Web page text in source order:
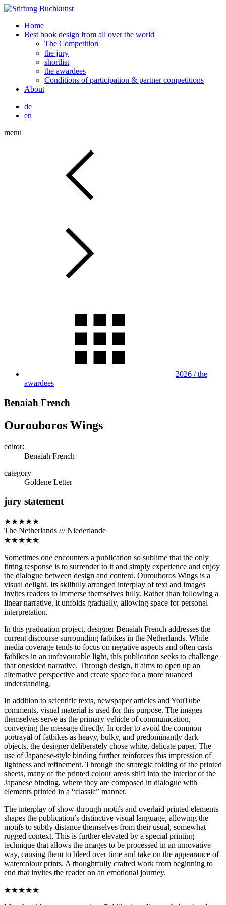
Home
Best book design from all over the world
The Competition
the jury
shortlist
the awardees
Conditions of participation & partner competitions
About
de
en
menu
2026 / the
awardees
Benaiah French
Ourouboros Wings
editor:
Benaiah French
category
Goldene Letter
jury statement
★★★★★
The Netherlands /// Niederlande
★★★★★
Sometimes one encounters a publication so sublime that the only
fitting response is to surrender to it and simply experience and enjoy
the dialogue between design and content. Ourouboros Wings is a
visual delight. Its skilfully arranged interplay of text and images
invites readers to immerse themselves fully. Rather than following a
linear narrative, it unfolds gradually, allowing space for personal
interpretation.
In this graduation project, designer Benaiah French addresses the
current discourse surrounding fatbikes in the Netherlands. While
media coverage tends to focus on negative aspects and often casts
fatbikes in an unfavourable light, this publication seeks to challenge
that onesided narrative. Through design, it aims to open up an
alternative perspective and create space for a more nuanced
understanding.
In addition to scientific texts, newspaper articles and YouTube
comments, visual material is used for this purpose. The images
themselves serve as the primary vehicle of communication,
conveying the message directly. In order to avoid the common
portrayal of fatbikes as heavy, bulky, and predominantly dark
objects, the designer deliberately chose white, delicate paper. The
use of Japanese-style binding further reinforces this impression of
lightness and refinement. Through the strategic folding of the printed
sheets, many of the printed colour areas shift into the interior of the
Japanese binding, where they are composed in dialogue with
elements printed in a “classic” manner.
The interplay of show-through motifs and overlaid printed elements
shapes the publication’s distinctive visual language, allowing the
motifs to subtly distance themselves from their usual, somewhat
rugged context. This is further elevated by a special printing
technique that allows the images to be processed in an innovative
way, causing them to bleed over time and take on the appearance of
watercolour prints. A thoughtfully crafted work from beginning to
end that invites the reader on an emotional journey.
★★★★★